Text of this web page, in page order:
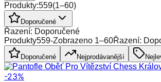
Produkty:559(1–60)
Doporučené
Řazení: Doporučené
Produkty559-Zobrazeno 1–60Řazení:
Doporučené Nejprodávanější
-23%